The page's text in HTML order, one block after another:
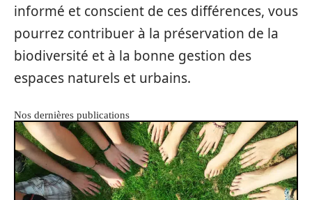
informé et conscient de ces différences, vous
pourrez contribuer à la préservation de la
biodiversité et à la bonne gestion des
espaces naturels et urbains.
Nos dernières publications